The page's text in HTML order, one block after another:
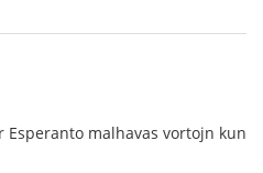
Esperanto malhavas vortojn kun